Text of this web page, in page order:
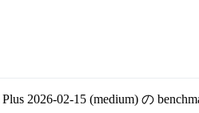
2026-02-15 (medium) の